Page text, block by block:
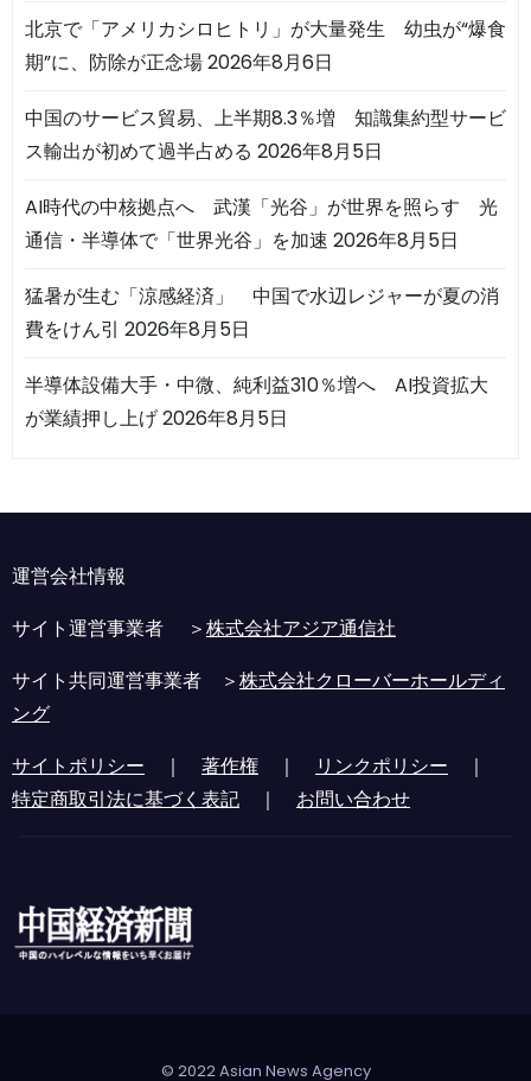
北京で「アメリカシロヒトリ」が大量発生 幼虫が“爆食
期”に、防除が正念場2026年8月6日
中国のサービス貿易、上半期8.3％増 知識集約型サービ
ス輸出が初めて過半占める 2026年8月5日
AI時代の中核拠点へ 武漢「光谷」が世界を照らす 光
通信・半導体で「世界光谷」を加速 2026年8月5日
猛暑が生む「涼感経済」 中国で水辺レジャーが夏の消
費をけん引 2026年8月5日
半導体設備大手・中微、純利益310％増へ AI投資拡大
が業績押し上げ2026年8月5日
運営会社情報
サイト運営事業者 ＞株式会社アジア通信社
サイト共同運営事業者 ＞株式会社クローバーホールディ
ング
サイトポリシー ｜ 著作権 ｜ リンクポリシー ｜
特定商取引法に基づく表記 ｜ お問い合わせ
© 2022 Asian News Agency